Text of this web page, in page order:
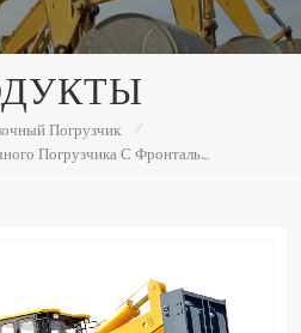
Погрузчик
/
Производитель Вилочного Погрузчика С Фронтальным Погрузчиком 45 Тонн.